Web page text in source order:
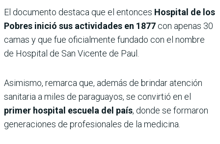
El documento destaca que el entonces Hospital de los
Pobres inició sus actividades en 1877 con apenas 30
camas y que fue oficialmente fundado con el nombre
de Hospital de San Vicente de Paul.
Asimismo, remarca que, además de brindar atención
sanitaria a miles de paraguayos, se convirtió en el
primer hospital escuela del país, donde se formaron
generaciones de profesionales de la medicina.